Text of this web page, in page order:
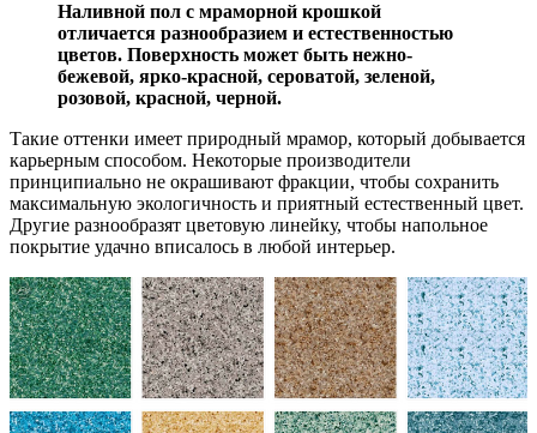
Наливной пол с мраморной крошкой
отличается разнообразием и естественностью
цветов. Поверхность может быть нежно-
бежевой, ярко-красной, сероватой, зеленой,
розовой, красной, черной.
Такие оттенки имеет природный мрамор, который добывается
карьерным способом. Некоторые производители
принципиально не окрашивают фракции, чтобы сохранить
максимальную экологичность и приятный естественный цвет.
Другие разнообразят цветовую линейку, чтобы напольное
покрытие удачно вписалось в любой интерьер.